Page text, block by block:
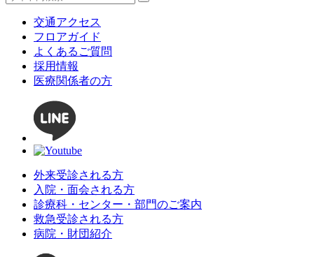
交通アクセス
フロアガイド
よくあるご質問
採用情報
医療関係者の方
外来受診される方
入院・面会される方
診療科・センター・部門のご案内
救急受診される方
病院・財団紹介